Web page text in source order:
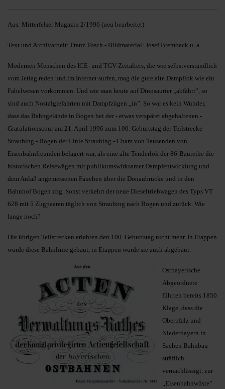
Aus: Mitterfelser Magazin 2/1996 (neu bearbeitet)
Text und Archivarbeit: Franz Tosch - Bildmaterial: Josef Brembeck u. a.
Modernen Menschen des ICE- und TGV-Zeitalters, die wie selbstverständlich
vom Jetlag reden und im Internet surfen, mag die gute alte Dampflok wie ein
Fabelwesen vorkommen. Und wie man heute auf Dinosaurier „abfährt”, so
sind auch Nostalgiefahrten mit Dampfzügen „in”. So war es kein Wunder,
dass das Bahngelände in Bogen bei der - etwas verspätet abgehaltenen -
Gratulationscour am 21. April 1996 zum 100. Geburtstag der Teilstrecke
Straubing - Bogen der Linie Straubing - Cham von Tausenden von
Eisenbahnfreunden belagert war, als eine alte Tenderlok der 86-Baureihe die
historischen Reisewägen mit publikumswirksamer Dampfentwicklung und
dem Anlaß angemessenen Fauchen über die Donaubrücke und in den
Bahnhof Bogen zog. Sonst verkehrt der neue Dieseltriebwagen des Typs VT
628 mit 5 Zugpaaren täglich von Straubing nach Bogen und zurück. Wie
lange noch?
Die übrigen Teilstrecken erlebten den 100. Geburtstag nicht mehr. In Etappen
wurde diese Bahnlinie gebaut, in Etappen wurde sie auch abgebaut.
Ostbayerische
Abgeordnete
führten bereits 1850
Klage, dass die
Oberpfalz und
Niederbayern in
Sachen Bahnbau
sträflich
vernachlässigt, zur
„Eisenbahnwüste”